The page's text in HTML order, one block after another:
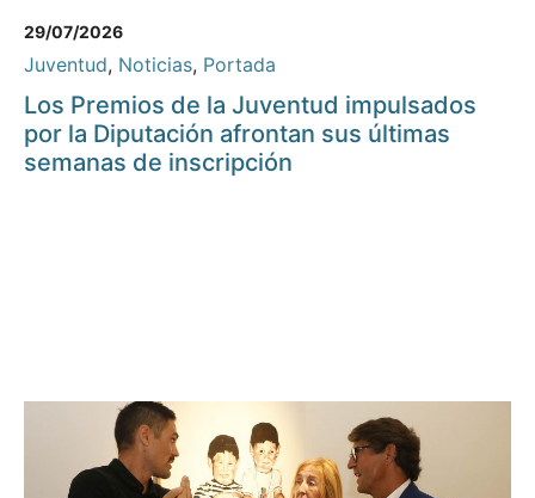
29/07/2026
Juventud, Noticias, Portada
Los Premios de la Juventud impulsados
por la Diputación afrontan sus últimas
semanas de inscripción